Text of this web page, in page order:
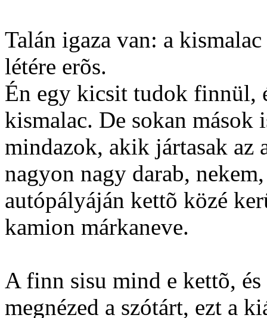
Talán igaza van: a
létére erõs.
Én egy kicsit tudok finnül,
kismalac. De sokan mások
mindazok, akik jártasak az
nagyon nagy darab,
autópályáján kettõ közé
kamion márkaneve.
A finn sisu mind e kettõ,
megnézed a szótárt, ezt a